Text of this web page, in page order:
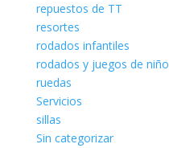
repuestos de TT
resortes
rodados infantiles
rodados y juegos de niño
ruedas
Servicios
sillas
Sin categorizar